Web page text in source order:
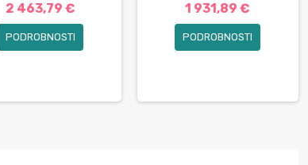
2 463,79 €
PODROBNOSTI
1 931,89 €
PODROBNOSTI